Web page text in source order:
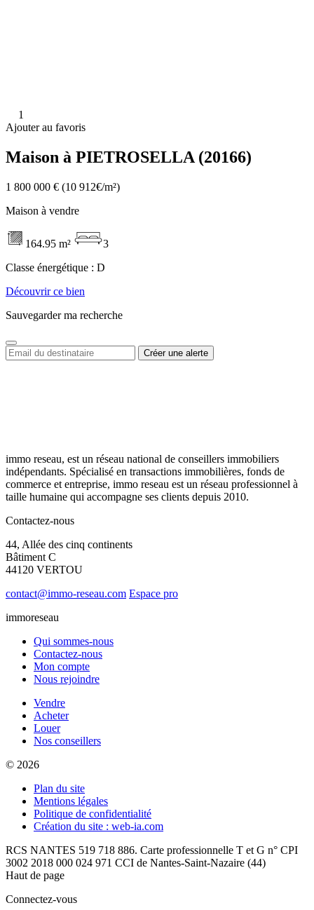
1
Ajouter au favoris
Maison à PIETROSELLA (20166)
1 800 000 € (10 912€/m²)
Maison à vendre
164.95 m²
3
Classe énergétique : D
Découvrir ce bien
Sauvegarder ma recherche
immo reseau, est un réseau national de conseillers immobiliers
indépendants. Spécialisé en transactions immobilières, fonds de
commerce et entreprise, immo reseau est un réseau professionnel à
taille humaine qui accompagne ses clients depuis 2010.
Contactez-nous
44, Allée des cinq continents
Bâtiment C
44120 VERTOU
contact@immo-reseau.com Espace pro
immoreseau
Qui sommes-nous
Contactez-nous
Mon compte
Nous rejoindre
Vendre
Acheter
Louer
Nos conseillers
© 2026
Plan du site
Mentions légales
Politique de confidentialité
Création du site : web-ia.com
RCS NANTES 519 718 886. Carte professionnelle T et G n° CPI
3002 2018 000 024 971 CCI de Nantes-Saint-Nazaire (44)
Haut de page
Connectez-vous